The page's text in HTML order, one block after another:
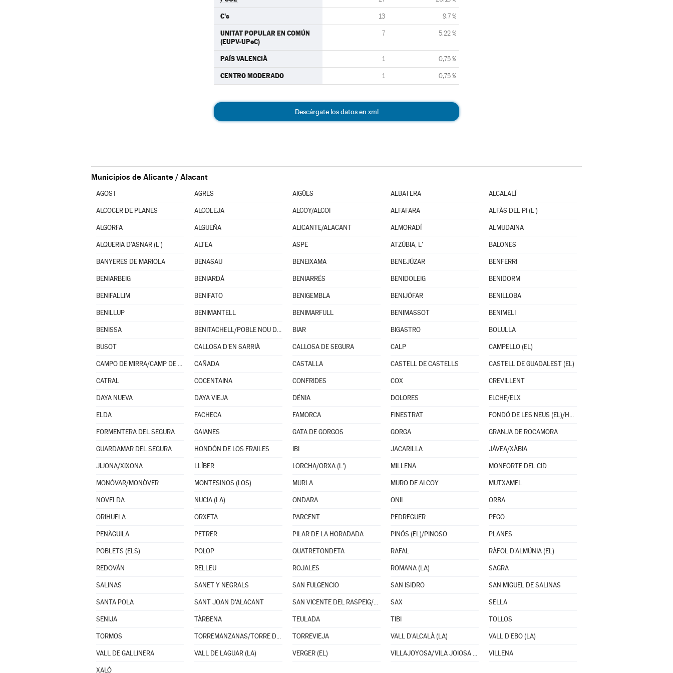
C's 13 9,7 %
UNITAT POPULAR EN COMÚN
(EUPV-UPeC)
7 5,22 %
PAÍS VALENCIÀ 1 0,75 %
CENTRO MODERADO 1 0,75 %
Descárgate los datos en xml
Municipios de Alicante / Alacant
AGOST AGRES AIGÜES ALBATERA ALCALALÍ
ALCOCER DE PLANES ALCOLEJA ALCOY/ALCOI ALFAFARA ALFÀS DEL PI (L')
ALGORFA ALGUEÑA ALICANTE/ALACANT ALMORADÍ ALMUDAINA
ALQUERIA D'ASNAR (L') ALTEA ASPE ATZÚBIA, L' BALONES
BANYERES DE MARIOLA BENASAU BENEIXAMA BENEJÚZAR BENFERRI
BENIARBEIG BENIARDÁ BENIARRÉS BENIDOLEIG BENIDORM
BENIFALLIM BENIFATO BENIGEMBLA BENIJÓFAR BENILLOBA
BENILLUP BENIMANTELL BENIMARFULL BENIMASSOT BENIMELI
BENISSA BENITACHELL/POBLE NOU DE BENITATXELL (EL) BIAR BIGASTRO BOLULLA
BUSOT CALLOSA D'EN SARRIÀ CALLOSA DE SEGURA CALP CAMPELLO (EL)
CAMPO DE MIRRA/CAMP DE MIRRA (EL) CAÑADA CASTALLA CASTELL DE CASTELLS CASTELL DE GUADALEST (EL)
CATRAL COCENTAINA CONFRIDES COX CREVILLENT
DAYA NUEVA DAYA VIEJA DÉNIA DOLORES ELCHE/ELX
ELDA FACHECA FAMORCA FINESTRAT FONDÓ DE LES NEUS (EL)/HONDÓN DE LAS NIEVES
FORMENTERA DEL SEGURA GAIANES GATA DE GORGOS GORGA GRANJA DE ROCAMORA
GUARDAMAR DEL SEGURA HONDÓN DE LOS FRAILES IBI JACARILLA JÁVEA/XÀBIA
JIJONA/XIXONA LLÍBER LORCHA/ORXA (L') MILLENA MONFORTE DEL CID
MONÓVAR/MONÒVER MONTESINOS (LOS) MURLA MURO DE ALCOY MUTXAMEL
NOVELDA NUCIA (LA) ONDARA ONIL ORBA
ORIHUELA ORXETA PARCENT PEDREGUER PEGO
PENÀGUILA PETRER PILAR DE LA HORADADA PINÓS (EL)/PINOSO PLANES
POBLETS (ELS) POLOP QUATRETONDETA RAFAL RÀFOL D'ALMÚNIA (EL)
REDOVÁN RELLEU ROJALES ROMANA (LA) SAGRA
SALINAS SANET Y NEGRALS SAN FULGENCIO SAN ISIDRO SAN MIGUEL DE SALINAS
SANTA POLA SANT JOAN D'ALACANT SAN VICENTE DEL RASPEIG/SANT VICENT DEL RASPEIG SAX SELLA
SENIJA TÀRBENA TEULADA TIBI TOLLOS
TORMOS TORREMANZANAS/TORRE DE LES MAÇANES (LA) TORREVIEJA VALL D'ALCALÀ (LA) VALL D'EBO (LA)
VALL DE GALLINERA VALL DE LAGUAR (LA) VERGER (EL) VILLAJOYOSA/VILA JOIOSA (LA) VILLENA
XALÓ